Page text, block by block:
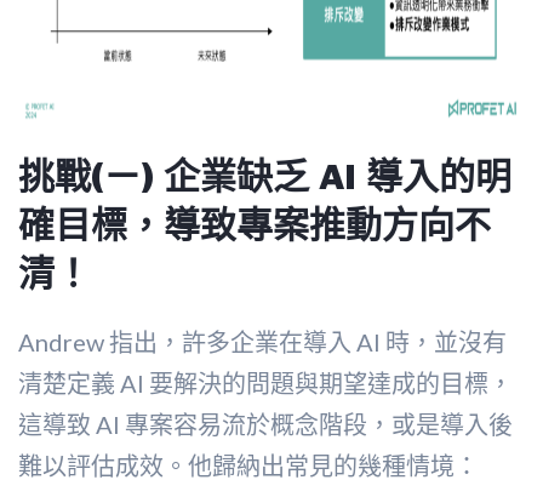
挑戰(ㄧ) 企業缺乏 AI 導入的明
確目標，導致專案推動方向不
清 ！
Andrew 指出，許多企業在導入 AI 時，並沒有
清楚定義 AI 要解決的問題與期望達成的目標，
這導致 AI 專案容易流於概念階段，或是導入後
難以評估成效。他歸納出常見的幾種情境：